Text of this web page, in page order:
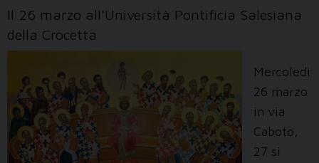
Il 26 marzo all'Università Pontificia Salesiana
della Crocetta
Mercoledì
26 marzo
in via
Caboto,
27 si